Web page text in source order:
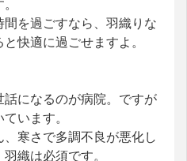
を過ごすなら、羽織りな
快適に過ごせますよ。
になるのが病院。ですが
います。
寒さで多調不良が悪化し
織は必須です。